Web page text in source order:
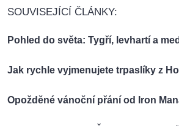
SOUVISEJÍCÍ ČLÁNKY:
Pohled do světa: Tygří, levhartí a
Jak rychle vyjmenujete trpaslíky z
Opožděné vánoční přání od Iron